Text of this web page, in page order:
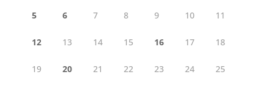
5 6 7 8 9 10 11
12 13 14 15 16 17 18
19 20 21 22 23 24 25